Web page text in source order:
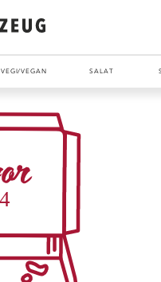
VEGI/VEGAN SALAT